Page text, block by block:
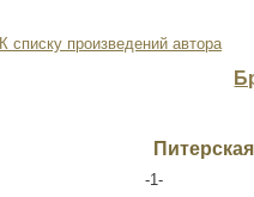
К списку произведений автора
-1-